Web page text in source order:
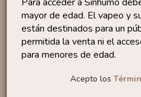
mayor de edad. El vapeo y
están destinados para un
permitida la venta ni el
para menores de edad.
Acepto los
Sales